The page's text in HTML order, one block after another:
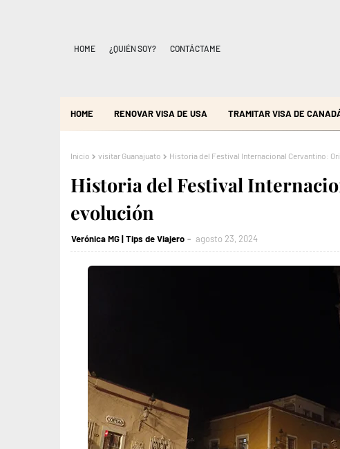
HOME ¿QUIÉN SOY? CONTÁCTAME
HOME RENOVAR VISA DE USA TRAMITAR VISA DE
Inicio visitar Guanajuato Historia del Festival Internacional Cervantino:
Historia del Festival
evolución
Verónica MG | Tips de Viajero agosto 23, 2024